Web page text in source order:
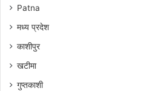
Patna
मध्य प्रदेश
काशीपुर
खटीमा
गुप्तकाशी